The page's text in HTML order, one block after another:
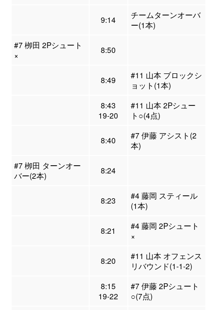
9:14
チームターンオーバ
ー(1本)
#7 栁田 2Pシュート
×
8:50
8:49
#11 山本 ブロックシ
ョット(1本)
8:43
19-20
#11 山本 2Pシュー
ト○(4点)
8:40
#7 伊藤 アシスト(2
本)
#7 栁田 ターンオー
バー(2本)
8:24
8:23
#4 藤岡 スティール
(1本)
8:21
#4 藤岡 2Pシュート
×
8:20
#11 山本 オフェンス
リバウンド(1-1-2)
8:15
19-22
#7 伊藤 2Pシュート
○(7点)